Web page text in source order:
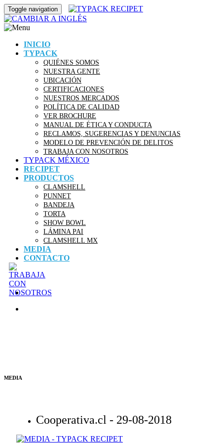
Toggle navigation
INICIO
TYPACK
QUIÉNES SOMOS
NUESTRA GENTE
UBICACIÓN
CERTIFICACIONES
NUESTROS MERCADOS
POLÍTICA DE CALIDAD
VER BROCHURE
MANUAL DE ÉTICA Y CONDUCTA
RECLAMOS, SUGERENCIAS Y DENUNCIAS
MODELO DE PREVENCIÓN DE DELITOS
TRABAJA CON NOSOTROS
TYPACK MÉXICO
RECIPET
PRODUCTOS
CLAMSHELL
PUNNET
BANDEJA
TORTA
SHOW BOWL
LÁMINA PAI
CLAMSHELL MX
MEDIA
CONTACTO
MEDIA
Cooperativa.cl - 29-08-2018